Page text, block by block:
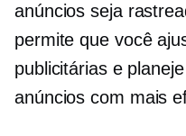
anúncios seja
permite que você
publicitárias e
anúncios com mais